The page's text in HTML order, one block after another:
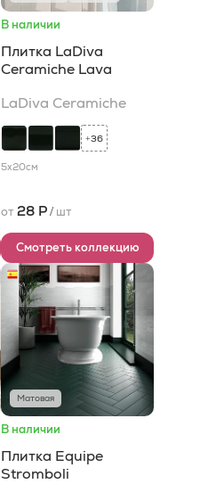
В наличии
Плитка LaDiva
Сeramiche Lava
LaDiva Сeramiche
+36
5x20см
от 28 Р/ шт
Смотреть коллекцию
Матовая
В наличии
Плитка Equipe
Stromboli